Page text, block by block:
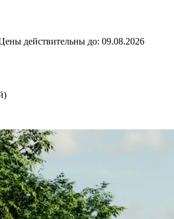
действительны до: 09.08.2026